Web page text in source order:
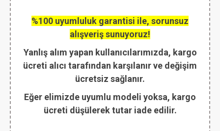
%100 uyumluluk garantisi ile, sorunsuz
alışveriş sunuyoruz!
Yanlış alım yapan kullanıcılarımızda, kargo
ücreti alıcı tarafından karşılanır ve değişim
ücretsiz sağlanır.
Eğer elimizde uyumlu modeli yoksa, kargo
ücreti düşülerek tutar iade edilir.